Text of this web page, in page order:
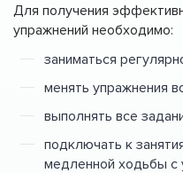
Для получения
упражнений необходимо:
заниматься
менять упражнения
выполнять все
подключать к
медленной ходьбы с